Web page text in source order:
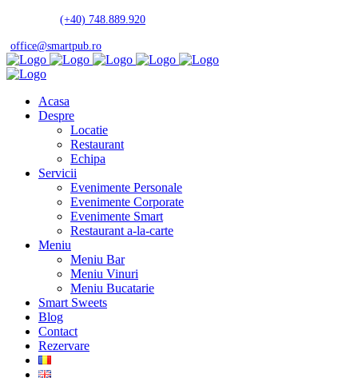
(+40) 748.889.920
office@smartpub.ro
Acasa
Despre
Locatie
Restaurant
Echipa
Servicii
Evenimente Personale
Evenimente Corporate
Evenimente Smart
Restaurant a-la-carte
Meniu
Meniu Bar
Meniu Vinuri
Meniu Bucatarie
Smart Sweets
Blog
Contact
Rezervare